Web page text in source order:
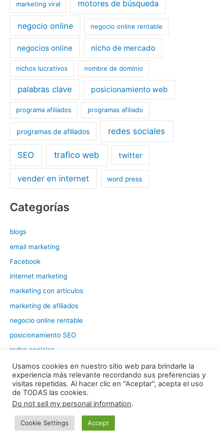
marketing viral motores de búsqueda
negocio online negocio online rentable
negocios online nicho de mercado
nichos lucrativos nombre de dominio
palabras clave posicionamiento web
programa afiliados programas afiliado
programas de afiliados redes sociales
SEO trafico web twitter
vender en internet word press
Categorías
blogs
email marketing
Facebook
internet marketing
marketing con artículos
marketing de afiliados
negocio online rentable
posicionamiento SEO
redes sociales
tráfico web
Todos los derechos © 2026 Negocio Online Rentable | Funciona
Usamos cookies en nuestro sitio web para brindarle la
experiencia más relevante recordando sus preferencias y
visitas repetidas. Al hacer clic en "Aceptar", acepta el uso
de TODAS las cookies.
Do not sell my personal information.
Cookie Settings Accept